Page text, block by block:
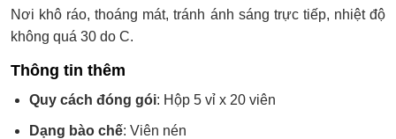
Nơi khô ráo, thoáng mát, tránh ánh sáng trực tiếp, nhiệt độ
không quá 30 do C.
Thông tin thêm
Quy cách đóng gói: Hộp 5 vỉ x 20 viên
Dạng bào chế: Viên nén